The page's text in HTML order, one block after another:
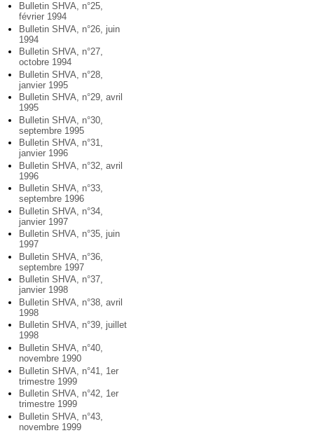
Bulletin SHVA, n°25,
février 1994
Bulletin SHVA, n°26, juin
1994
Bulletin SHVA, n°27,
octobre 1994
Bulletin SHVA, n°28,
janvier 1995
Bulletin SHVA, n°29, avril
1995
Bulletin SHVA, n°30,
septembre 1995
Bulletin SHVA, n°31,
janvier 1996
Bulletin SHVA, n°32, avril
1996
Bulletin SHVA, n°33,
septembre 1996
Bulletin SHVA, n°34,
janvier 1997
Bulletin SHVA, n°35, juin
1997
Bulletin SHVA, n°36,
septembre 1997
Bulletin SHVA, n°37,
janvier 1998
Bulletin SHVA, n°38, avril
1998
Bulletin SHVA, n°39, juillet
1998
Bulletin SHVA, n°40,
novembre 1990
Bulletin SHVA, n°41, 1er
trimestre 1999
Bulletin SHVA, n°42, 1er
trimestre 1999
Bulletin SHVA, n°43,
novembre 1999